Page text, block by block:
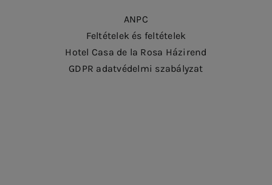
ANPC
Feltételek és feltételek
Hotel Casa de la Rosa Házirend
GDPR adatvédelmi szabályzat